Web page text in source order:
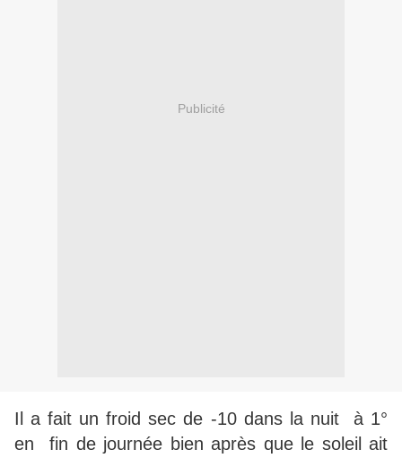
Publicité
I l a fait un froid sec de -10 dans la nuit à 1°
en fin de journée bien après que le soleil ait